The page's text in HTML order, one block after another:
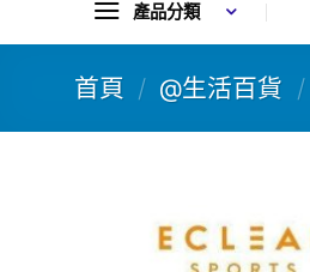
產品分類
首頁 / @生活百貨 /